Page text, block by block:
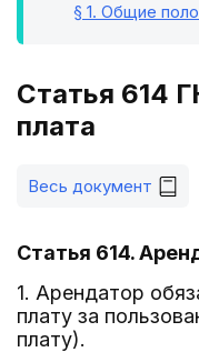
§ 1. Общие
Статья 614
плата
Весь документ
Статья 614.
1. Арендатор
плату за
плату).